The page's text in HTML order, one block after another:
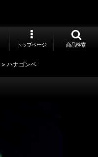
トップページ 商品検索
> ハナゴンベ